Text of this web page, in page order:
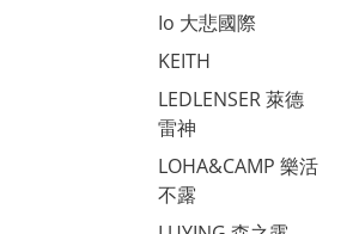
Io 大悲國際
KEITH
LEDLENSER 萊德
雷神
LOHA&CAMP 樂活
不露